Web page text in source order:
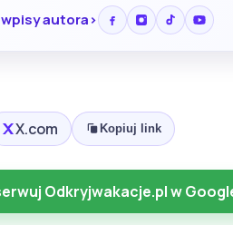
autora
X.com Kopiuj link
Odkryjwakacje.pl w